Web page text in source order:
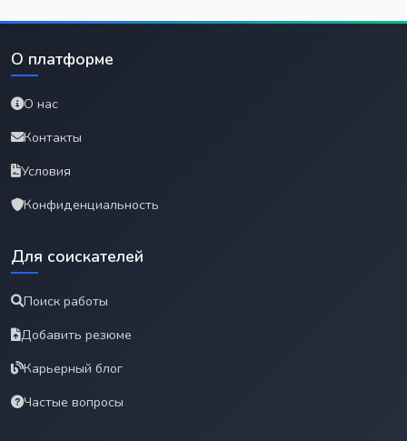
О платформе
О нас
Контакты
Условия
Конфиденциальность
Для соискателей
Поиск работы
Добавить резюме
Карьерный блог
Частые вопросы